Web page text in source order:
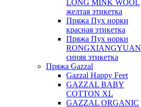
LONG MINK WOOL
желтая этикетка
Пряжа Пух норки
красная этикетка
Пряжа Пух норки
RONGXIANGYUAN
синяя этикетка
Пряжа Gazzal
Gazzal Happy Feet
GAZZAL BABY
COTTON XL
GAZZAL ORGANIC